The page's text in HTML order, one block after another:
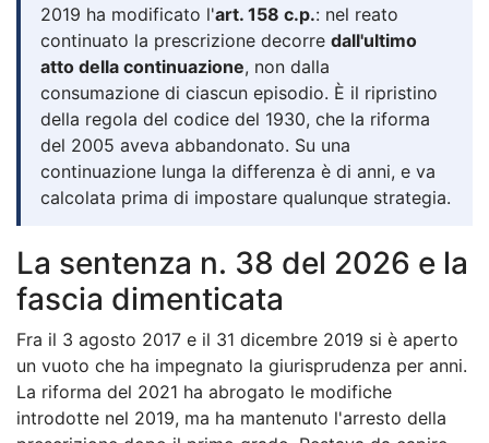
2019 ha modificato l'art. 158 c.p.: nel reato
continuato la prescrizione decorre dall'ultimo
atto della continuazione, non dalla
consumazione di ciascun episodio. È il ripristino
della regola del codice del 1930, che la riforma
del 2005 aveva abbandonato. Su una
continuazione lunga la differenza è di anni, e va
calcolata prima di impostare qualunque strategia.
La sentenza n. 38 del 2026 e la
fascia dimenticata
Fra il 3 agosto 2017 e il 31 dicembre 2019 si è aperto
un vuoto che ha impegnato la giurisprudenza per anni.
La riforma del 2021 ha abrogato le modifiche
introdotte nel 2019, ma ha mantenuto l'arresto della